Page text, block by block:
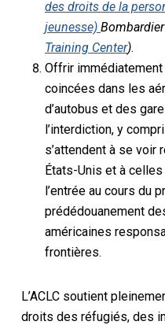
des droits de la
jeunesse)
Training Center).
Offrir immédiatement
coincées dans les
d’autobus et des
l’interdiction, y
s’attendent à se voir
États-Unis et à
l’entrée au cours du
prédédouanement
américaines
frontières.
L’ACLC soutient
droits des réfugiés, des